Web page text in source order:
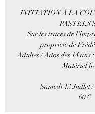
INITIATION À LA
PASTELS
Sur les traces de
propriété de
Adultes / Ados dès 14 ans
Matériel
Samedi 13 Juillet
60 €